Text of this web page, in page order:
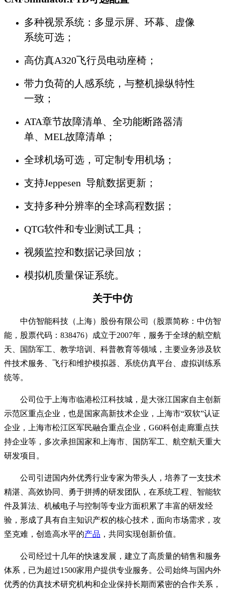
多种视景系统：多显示屏、环幕、虚像
系统可选；
高仿真A320飞行员电动座椅；
带力负荷的人感系统，与整机操纵特性
一致；
ATA章节故障清单、全功能断路器清
单、MEL故障清单；
全球机场可选，可定制专用机场；
支持Jeppesen 导航数据更新；
支持多种分辨率的全球高程数据；
QTG软件和专业测试工具；
视频监控和数据记录回放；
模拟机质量保证系统。
关于中仿
中仿智能科技（上海）股份有限公司（股票简称：中仿智
能，股票代码：838476）成立于2007年，服务于全球的航空航
天、国防军工、教学培训、科普教育等领域，主要业务涉及软
件技术服务、飞行和维护模拟器、系统仿真平台、虚拟训练系
统等。
公司位于上海市临港松江科技城，是大张江国家自主创新
示范区重点企业，也是国家高新技术企业，上海市“双软”认证
企业，上海市松江区军民融合重点企业，G60科创走廊重点扶
持企业等，多次承担国家和上海市、国防军工、航空航天重大
研发项目。
公司引进国内外优秀行业专家为带头人，培养了一支技术
精湛、高效协同、勇于拼搏的研发团队，在系统工程、智能软
件及算法、机械电子与控制等专业方面积累了丰富的研发经
验，形成了具有自主知识产权的核心技术，面向市场需求，攻
坚克难，创造高水平的产品 ，共同实现创新价值。
公司经过十几年的快速发展，建立了高质量的销售和服务
体系，已为超过1500家用户提供专业服务。公司始终与国内外
优秀的仿真技术研究机构和企业保持长期而紧密的合作关系，